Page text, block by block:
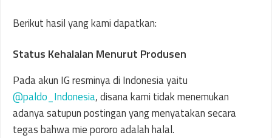
Berikut hasil yang kami dapatkan:
Status Kehalalan Menurut Produsen
Pada akun IG resminya di Indonesia yaitu
@paldo_Indonesia, disana kami tidak menemukan
adanya satupun postingan yang menyatakan secara
tegas bahwa mie pororo adalah halal.